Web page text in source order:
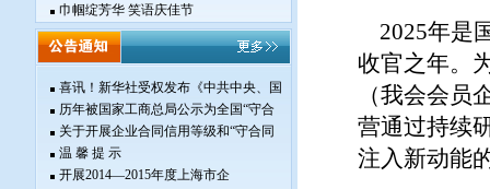
巾帼绽芳华 笑语庆佳节
喜讯！新华社受权发布《中共中央、国
历年被国家工商总局公示为全国“守合
关于开展企业合同信用等级和“守合同
温 馨 提 示
开展2014—2015年度上海市企
2025年是
收官之年。
（我会会员
营通过持续
注入新动能